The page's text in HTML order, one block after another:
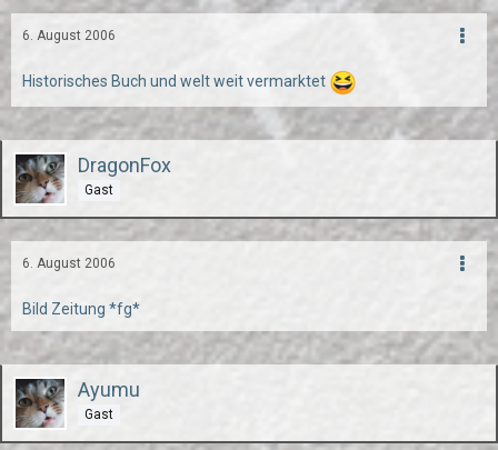
6. August 2006
Historisches Buch und welt weit vermarktet
DragonFox
Gast
6. August 2006
Bild Zeitung *fg*
Ayumu
Gast